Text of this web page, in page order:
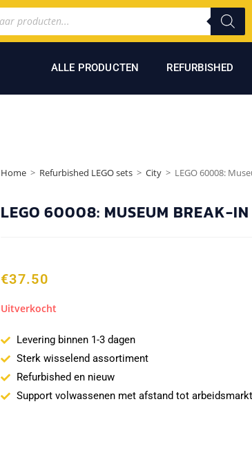
ALLE PRODUCTEN REFURBISHED
Home > Refurbished LEGO sets > City > LEGO 60008:
LEGO 60008: MUSEUM BREAK-IN
€37.50
Uitverkocht
Levering binnen 1-3 dagen
Sterk wisselend assortiment
Refurbished en nieuw
Support volwassenen met afstand tot arbeidsmarkt